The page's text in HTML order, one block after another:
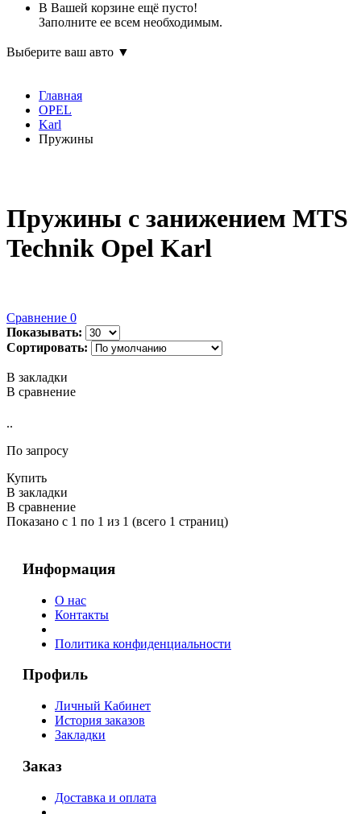
В Вашей корзине ещё пусто!
Заполните ее всем необходимым.
Выберите ваш авто ▼
Главная
OPEL
Karl
Пружины
Пружины с занижением MTS
Technik Opel Karl
Сравнение 0
Показывать:
Сортировать:
В закладки
В сравнение
..
По запросу
Купить
В закладки
В сравнение
Показано с 1 по 1 из 1 (всего 1 страниц)
Информация
О нас
Контакты
Политика конфиденциальности
Профиль
Личный Кабинет
История заказов
Закладки
Заказ
Доставка и оплата